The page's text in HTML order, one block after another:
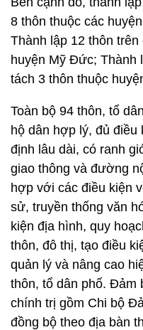
8 thôn thuộc các
Thành lập 12 thôn
huyện Mỹ Đức; Thành
tách 3 thôn thuộc
Toàn bộ 94 thôn, tổ
hộ dân hợp lý, đủ điều
định lâu dài, có ranh
giao thông và đường
hợp với các điều kiện
sử, truyền thống văn
kiện địa hình, quy
thôn, đô thị, tạo điều
quản lý và nâng cao
thôn, tổ dân phố. Đảm
chính trị gồm Chi bộ
đồng bộ theo địa bàn